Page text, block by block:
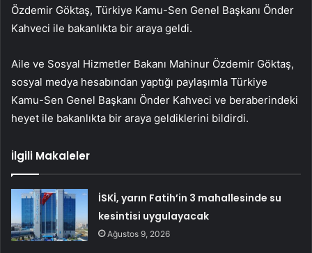
Özdemir Göktaş, Türkiye Kamu-Sen Genel Başkanı Önder
Kahveci ile bakanlıkta bir araya geldi.
Aile ve Sosyal Hizmetler Bakanı Mahinur Özdemir Göktaş,
sosyal medya hesabından yaptığı paylaşımla Türkiye
Kamu-Sen Genel Başkanı Önder Kahveci ve beraberindeki
heyet ile bakanlıkta bir araya geldiklerini bildirdi.
İlgili Makaleler
İSKİ, yarın Fatih’in 3 mahallesinde su
kesintisi uygulayacak
Ağustos 9, 2026